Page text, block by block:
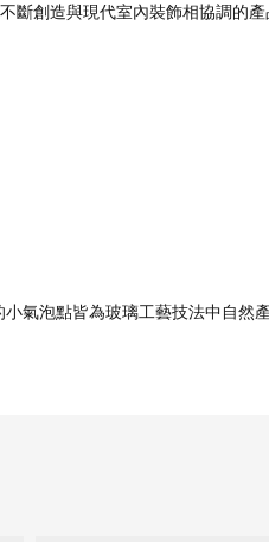
斷創造與現代室內裝飾相協調的產
氣泡點皆為玻璃工藝技法中自然